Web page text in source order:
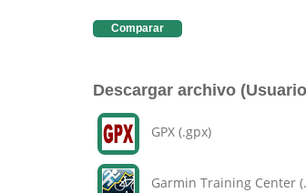
Comparar
Descargar archivo
GPX (.gpx)
Garmin Training Center